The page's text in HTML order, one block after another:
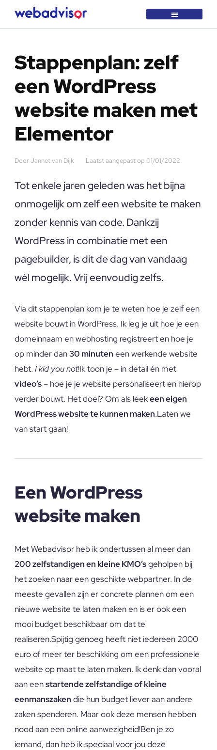
Stappenplan: zelf
een WordPress
website maken met
Elementor
Door Jannet van Dijk Laatst aangepast op 01/01/2022
Tot enkele jaren geleden was het bijna
onmogelijk om zelf een website te maken
zonder kennis van code. Dankzij
WordPress in combinatie met een
pagebuilder, is dit de dag van vandaag
wél mogelijk. Vrij eenvoudig zelfs.
Via dit stappenplan kom je te weten hoe je zelf een
website bouwt in WordPress. Ik leg je uit hoe je een
domeinnaam en webhosting registreert en hoe je
op minder dan30 minuten een werkende website
hebt. I kid you not!Ik toon je – in detail én met
video’s– hoe je je website personaliseert en hierop
verder bouwt. Het doel? Om als leekeen eigen
WordPress website te kunnen maken.Laten we
van start gaan!
Een WordPress
website maken
Met Webadvisor heb ik ondertussen al meer dan
200 zelfstandigen en kleine KMO’sgeholpen bij
het zoeken naar een geschikte webpartner. In de
meeste gevallen zijn er concrete plannen om een
nieuwe website te laten maken en is er ook een
mooi budget beschikbaar om dat te
realiseren.Spijtig genoeg heeft niet iedereen 2000
euro of meer ter beschikking om een professionele
website op maat te laten maken. Ik denk dan vooral
aan eenstartende zelfstandige of kleine
eenmanszaken die hun budget liever aan andere
zaken spenderen. Maar ook deze mensen hebben
nood aan een online aanwezigheid!Ben je zo
iemand, dan heb ik speciaal voor jou deze